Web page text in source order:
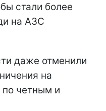
стали более
на АЗС
даже отменили
на
по четным и